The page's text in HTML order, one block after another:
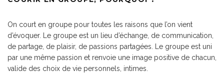
On court en groupe pour toutes les raisons que l’on vient
d’évoquer. Le groupe est un lieu d’échange, de communication,
de partage, de plaisir, de passions partagées. Le groupe est uni
par une même passion et renvoie une image positive de chacun,
valide des choix de vie personnels, intimes.